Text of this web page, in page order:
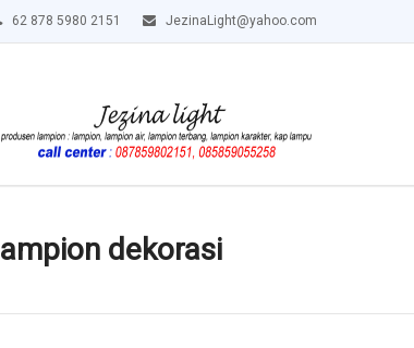
62 878 5980 2151 JezinaLight@yahoo.com
lampion dekorasi